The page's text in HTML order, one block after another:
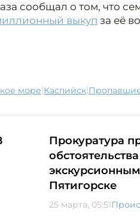
сообщал о том, что
выкуп за её
море| Каспийск|
Прокуратура
Пятигорске
25 марта, 05:51